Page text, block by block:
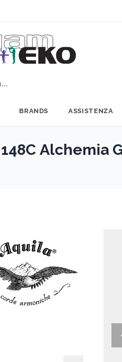
BRANDS ASSISTENZA
148C Alchemia